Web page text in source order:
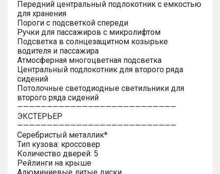
Передний центральный подлокотник с емкостью
для хранения
Пороги с подсветкой спереди
Ручки для пассажиров с микролифтом
Подсветка в солнцезащитном козырьке
водителя и пассажира
Атмосферная многоцветная подсветка
Центральный подлокотник для второго ряда
сидений
Потолочные светодиодные светильники для
второго ряда сидений
———————————————————————————
ЭКСТЕРЬЕР
———————————————————————————
Серебристый металлик*
Тип кузова: кроссовер
Количество дверей: 5
Рейлинги на крыше
Алюминиевые литые диски